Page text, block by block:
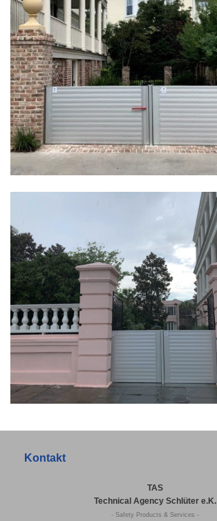
Kontakt
TAS
Technical Agency Schlüter e.K.
- Safety Products & Services -